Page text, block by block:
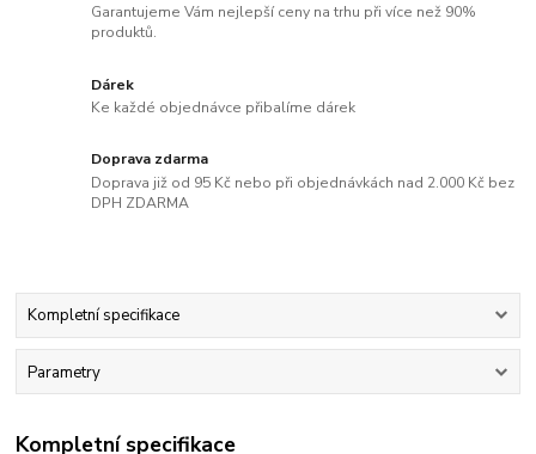
Garantujeme Vám nejlepší ceny na trhu při více než 90%
produktů.
Dárek
Ke každé objednávce přibalíme dárek
Doprava zdarma
Doprava již od 95 Kč nebo při objednávkách nad 2.000 Kč bez
DPH ZDARMA
Kompletní specifikace
Parametry
Kompletní specifikace